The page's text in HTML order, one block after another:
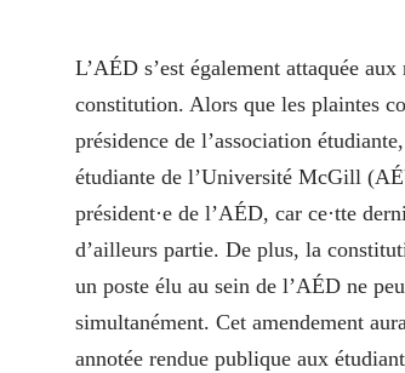
L’AÉD s’est également attaquée
constitution. Alors que les plaintes
présidence de l’association
étudiante de l’Université McGill
président·e de l’AÉD, car ce·tte
d’ailleurs partie. De plus, la
un poste élu au sein de l’AÉD ne
simultanément. Cet amendement
annotée rendue publique aux